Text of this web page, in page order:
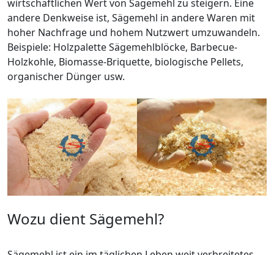
wirtschaftlichen Wert von Sägemehl zu steigern. Eine
andere Denkweise ist, Sägemehl in andere Waren mit
hoher Nachfrage und hohem Nutzwert umzuwandeln.
Beispiele: Holzpalette Sägemehlblöcke, Barbecue-
Holzkohle, Biomasse-Briquette, biologische Pellets,
organischer Dünger usw.
Wozu dient Sägemehl?